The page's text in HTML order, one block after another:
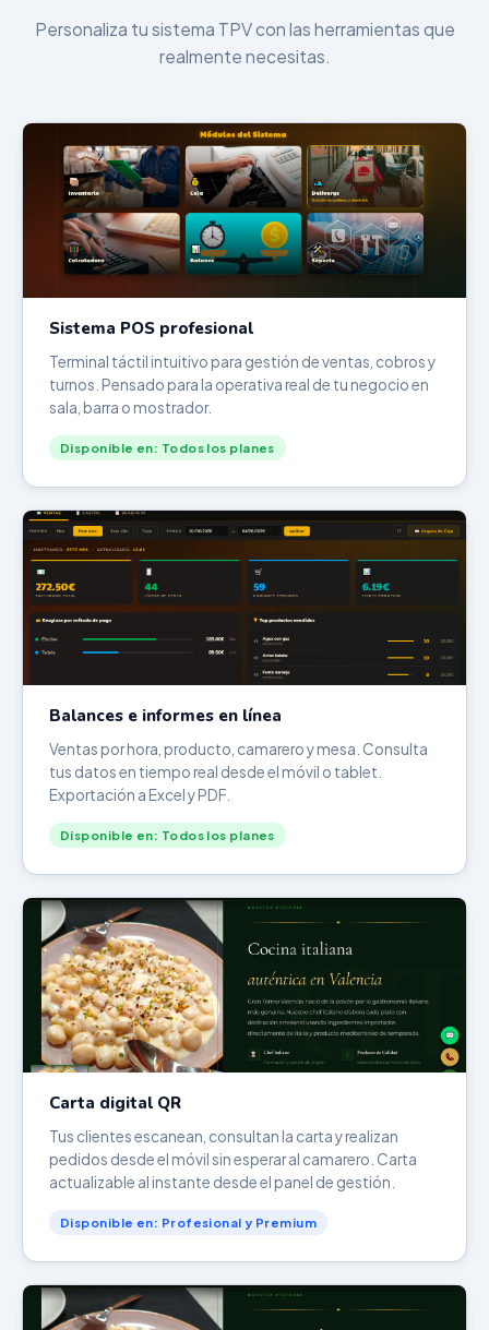
Personaliza tu sistema TPV con las herramientas que
realmente necesitas.
Sistema POS profesional
Terminal táctil intuitivo para gestión de ventas, cobros y
turnos. Pensado para la operativa real de tu negocio en
sala, barra o mostrador.
Disponible en: Todos los planes
Balances e informes en línea
Ventas por hora, producto, camarero y mesa. Consulta
tus datos en tiempo real desde el móvil o tablet.
Exportación a Excel y PDF.
Disponible en: Todos los planes
Carta digital QR
Tus clientes escanean, consultan la carta y realizan
pedidos desde el móvil sin esperar al camarero. Carta
actualizable al instante desde el panel de gestión.
Disponible en: Profesional y Premium